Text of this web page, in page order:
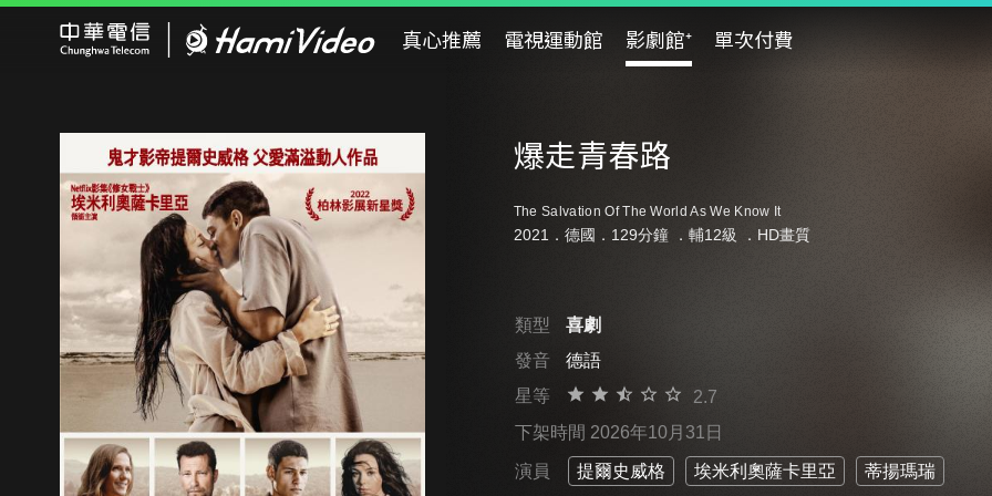
真心推薦 電視運動館 影劇館⁺ 單次付費
爆走青春路
The Salvation Of The World As We Know It
2021．德國．129分鐘 ． 輔12級 ．HD畫質
類型
喜劇
發音
德語
星等
2.7
下架時間 2026年10月31日
演員 提爾史威格 埃米利奧薩卡里亞 蒂揚瑪瑞